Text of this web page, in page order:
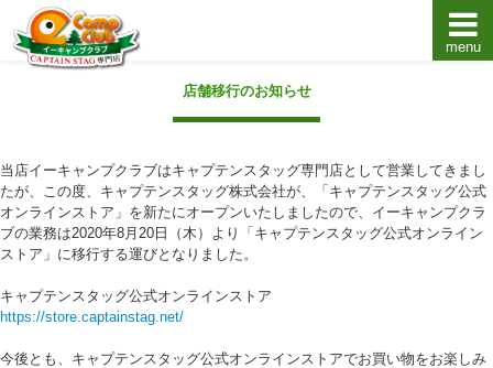
キャプテンスタッグキャンプ用品通販店【eキャンプ
menu
店舗移行のお知らせ
当店イーキャンプクラブはキャプテンスタッグ専門店として営業してきまし
たが、この度、キャプテンスタッグ株式会社が、「キャプテンスタッグ公式
オンラインストア」を新たにオープンいたしましたので、イーキャンプクラ
ブの業務は2020年8月20日（木）より「キャプテンスタッグ公式オンライン
ストア」に移行する運びとなりました。
キャプテンスタッグ公式オンラインストア
https://store.captainstag.net/
今後とも、キャプテンスタッグ公式オンラインストアでお買い物をお楽しみ